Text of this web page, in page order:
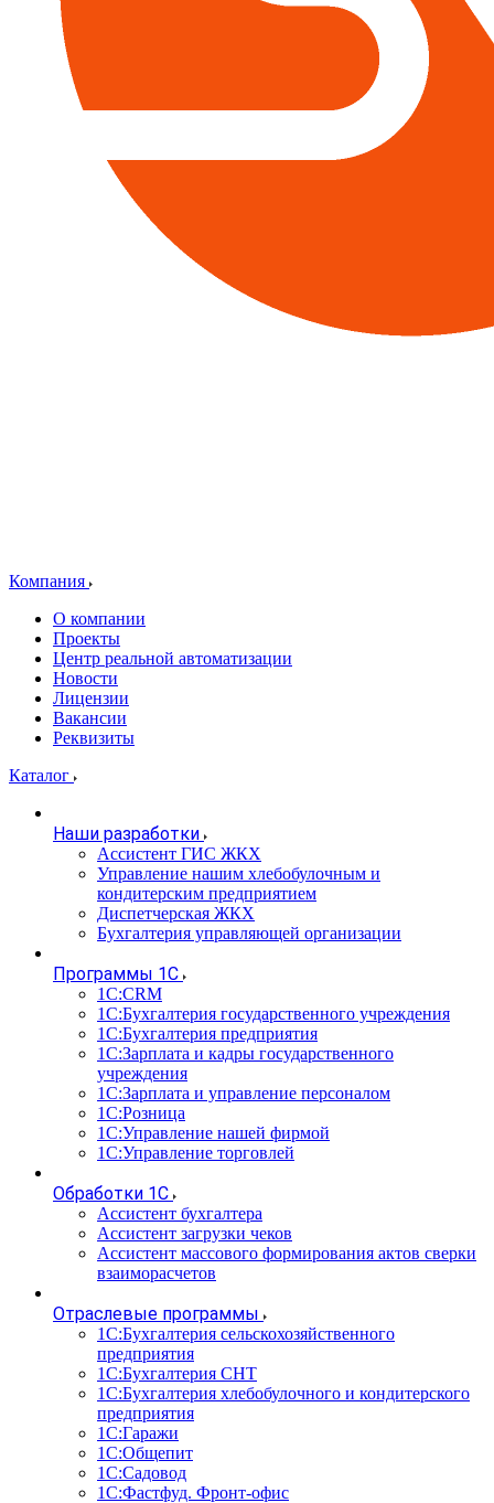
Компания
О компании
Проекты
Центр реальной автоматизации
Новости
Лицензии
Вакансии
Реквизиты
Каталог
Наши разработки
Ассистент ГИС ЖКХ
Управление нашим хлебобулочным и
кондитерским предприятием
Диспетчерская ЖКХ
Бухгалтерия управляющей организации
Программы 1С
1С:CRM
1С:Бухгалтерия государственного учреждения
1С:Бухгалтерия предприятия
1С:Зарплата и кадры государственного
учреждения
1С:Зарплата и управление персоналом
1С:Розница
1С:Управление нашей фирмой
1С:Управление торговлей
Обработки 1С
Ассистент бухгалтера
Ассистент загрузки чеков
Ассистент массового формирования актов сверки
взаиморасчетов
Отраслевые программы
1С:Бухгалтерия сельскохозяйственного
предприятия
1С:Бухгалтерия СНТ
1С:Бухгалтерия хлебобулочного и кондитерского
предприятия
1С:Гаражи
1С:Общепит
1С:Садовод
1С:Фастфуд. Фронт-офис